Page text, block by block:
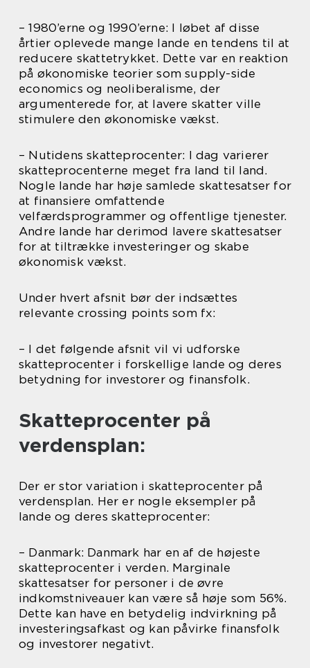
– 1980’erne og 1990’erne: I løbet af disse
årtier oplevede mange lande en tendens til at
reducere skattetrykket. Dette var en reaktion
på økonomiske teorier som supply-side
economics og neoliberalisme, der
argumenterede for, at lavere skatter ville
stimulere den økonomiske vækst.
– Nutidens skatteprocenter: I dag varierer
skatteprocenterne meget fra land til land.
Nogle lande har høje samlede skattesatser for
at finansiere omfattende
velfærdsprogrammer og offentlige tjenester.
Andre lande har derimod lavere skattesatser
for at tiltrække investeringer og skabe
økonomisk vækst.
Under hvert afsnit bør der indsættes
relevante crossing points som fx:
– I det følgende afsnit vil vi udforske
skatteprocenter i forskellige lande og deres
betydning for investorer og finansfolk.
Skatteprocenter på
verdensplan:
Der er stor variation i skatteprocenter på
verdensplan. Her er nogle eksempler på
lande og deres skatteprocenter:
– Danmark: Danmark har en af de højeste
skatteprocenter i verden. Marginale
skattesatser for personer i de øvre
indkomstniveauer kan være så høje som 56%.
Dette kan have en betydelig indvirkning på
investeringsafkast og kan påvirke finansfolk
og investorer negativt.